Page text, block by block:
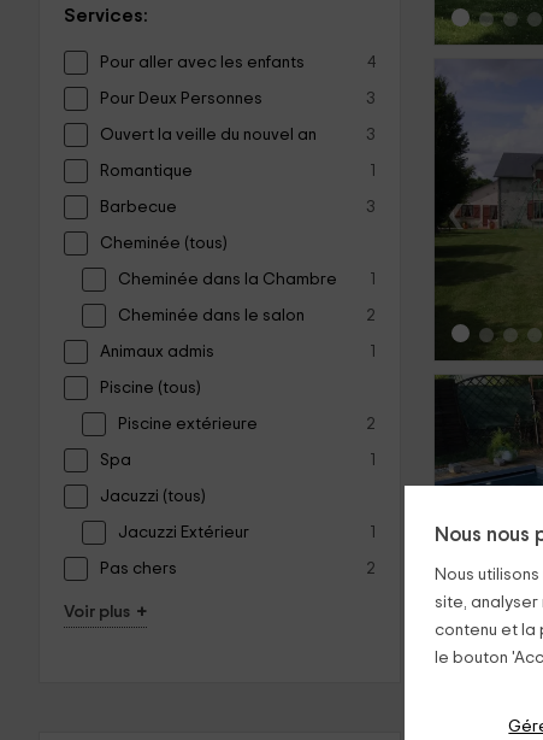
Nous nous
Nous
site,
contenu et la
le bouton
Services:
Pour aller avec les enfants 4
Pour Deux Personnes 3
Ouvert la veille du nouvel an 3
Romantique 1
Barbecue 3
Cheminée (tous)
Cheminée dans la Chambre 1
Cheminée dans le salon 2
Animaux admis 1
Piscine (tous)
Piscine extérieure 2
Spa 1
Jacuzzi (tous)
Jacuzzi Extérieur 1
Pas chers 2
Voir plus +
‹
‹